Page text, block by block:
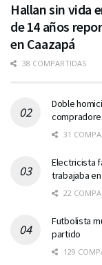
Hallan sin vida
de 14 años
en Caazapá
38 COMPARTIDAS
Doble
31
Electricista
trabajaba
22
Futbolista
partido
129